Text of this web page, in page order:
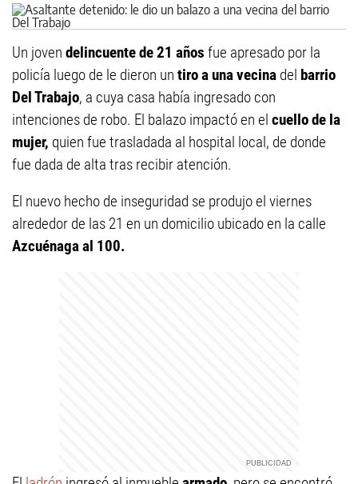
Un joven delincuente de 21 años fue apresado por la
policía luego de le dieron un tiro a una vecina del barrio
Del Trabajo, a cuya casa había ingresado con
intenciones de robo. El balazo impactó en el cuello de la
mujer, quien fue trasladada al hospital local, de donde
fue dada de alta tras recibir atención.
El nuevo hecho de inseguridad se produjo el viernes
alrededor de las 21 en un domicilio ubicado en la calle
Azcuénaga al 100.